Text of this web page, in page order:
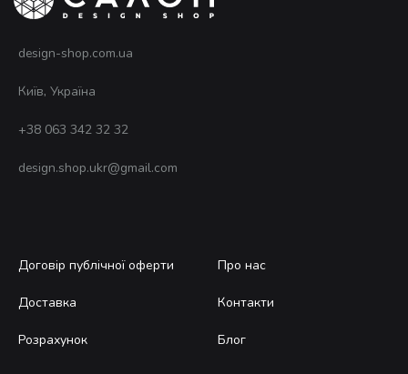
design-shop.com.ua
Київ, Україна
+38 063 342 32 32
design.shop.ukr@gmail.com
Договір публічної оферти
Доставка
Розрахунок
Про нас
Контакти
Блог